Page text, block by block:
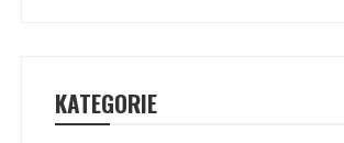
KATEGORIE